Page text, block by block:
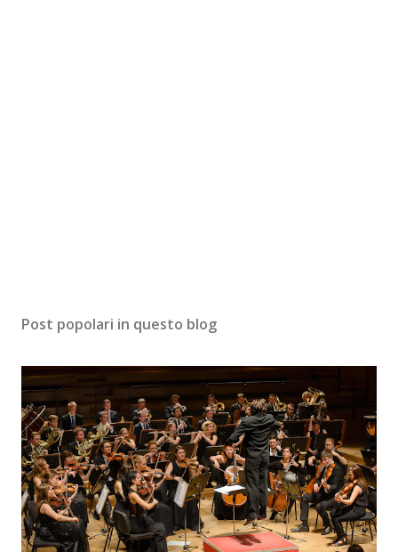
Post popolari in questo blog